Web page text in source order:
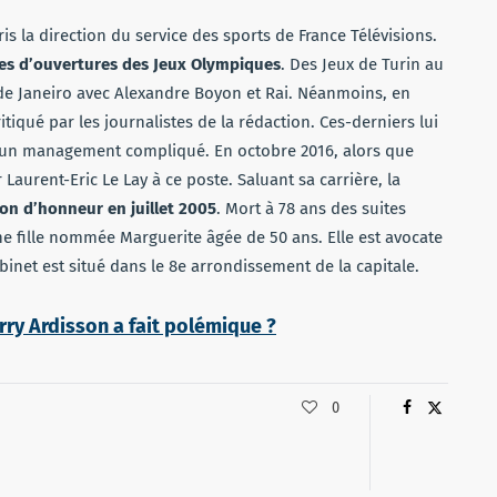
la direction du service des sports de France Télévisions.
d’ouvertures des Jeux Olympiques. Des Jeux de Turin au
avec Alexandre Boyon et Rai. Néanmoins, en
par les journalistes de la rédaction. Ces-derniers lui
management compliqué. En octobre 2016, alors que
Eric Le Lay à ce poste. Saluant sa carrière, la
d’honneur en juillet 2005. Mort à 78 ans des suites
fille nommée Marguerite âgée de 50 ans. Elle est avocate
est situé dans le 8e arrondissement de la capitale.
Ardisson a fait polémique ?
0